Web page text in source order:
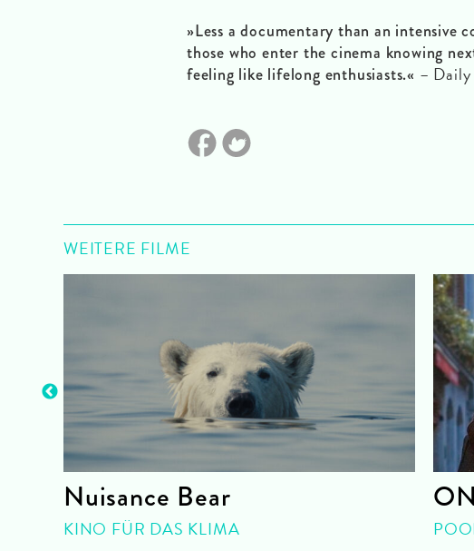
»Less a documentary than an intensive
those who enter the cinema knowing
feeling like lifelong enthusiasts.« – Daily
WEITERE FILME
Nuisance Bear
KINO FÜR DAS KLIMA